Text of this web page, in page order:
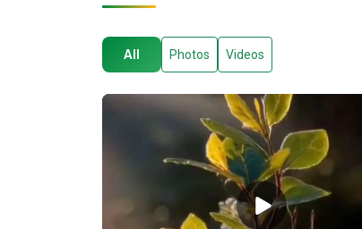
All Photos Videos